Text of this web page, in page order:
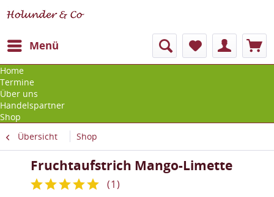
Menü
Home
Termine
Über uns
Handelspartner
Shop
Übersicht
Shop
Fruchtaufstrich Mango-Limette
(1)